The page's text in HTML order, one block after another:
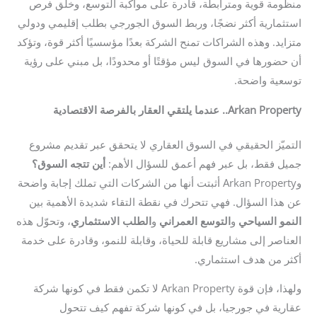
منظومة قوية ومترابطة، قادرة على مواكبة التوسع، وخلق فرص
استثمارية أكثر نضجًا، وربط السوق الجورجي بطلب إقليمي ودولي
متزايد. وهذه الشراكات تمنح الشركة بعدًا مؤسسيًا أكثر قوة، وتؤكد
أن حضورها في السوق ليس مؤقتًا أو محدودًا، بل مبني على رؤية
توسعية واضحة.
Arkan Property.. عندما يلتقي العقار بالفرصة الاقتصادية
التميّز الحقيقي في السوق العقاري لا يتحقق عبر تقديم مشروع
جميل فقط، بل عبر فهم أعمق للسؤال الأهم:أين تتجه السوق؟
وArkan Property أثبتت أنها من الشركات التي تملك إجابة واضحة
عن هذا السؤال. فهي تتحرك في نقطة التقاء شديدة الأهمية بين
النمو السياحي والتوسع العمراني والطلب الاستثماري، وتحوّل هذه
العناصر إلى مشاريع قابلة للحياة، وقابلة للنمو، وقادرة على خدمة
أكثر من هدف استثماري.
ولهذا، فإن قوة Arkan Property لا تكمن فقط في كونها شركة
عقارية في جورجيا، بل في كونها شركة تفهم كيف تتحول